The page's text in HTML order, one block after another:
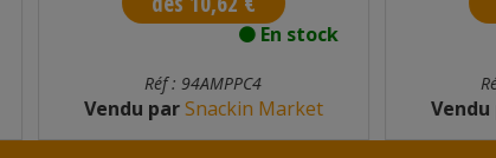
En stock
Réf : 94AMPPC4
Vendu parSnackin Market Vendu